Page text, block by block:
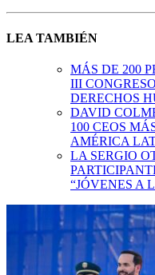
LEA TAMBIÉN
MÁS DE 200
III
DERECHOS
DAVID
100 CEOS
AMÉRICA
LA SERGIO
“JÓVENES A